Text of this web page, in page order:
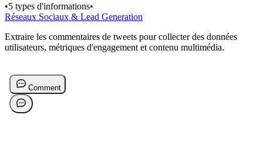
•5 types d'informations•
Réseaux Sociaux & Lead Generation
Extraire les commentaires de tweets pour collecter des données
utilisateurs, métriques d'engagement et contenu multimédia.